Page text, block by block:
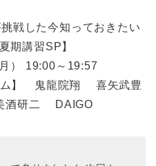
戦した今知っておきたい
期講習SP】
） 19:00～19:57
ム】 鬼龍院翔 喜矢武豊
研二 DAIGO